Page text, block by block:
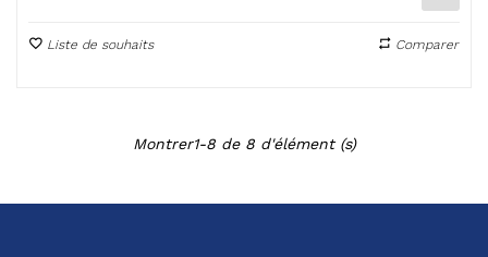
Liste de souhaits Comparer
Montrer1-8 de 8 d'élément (s)